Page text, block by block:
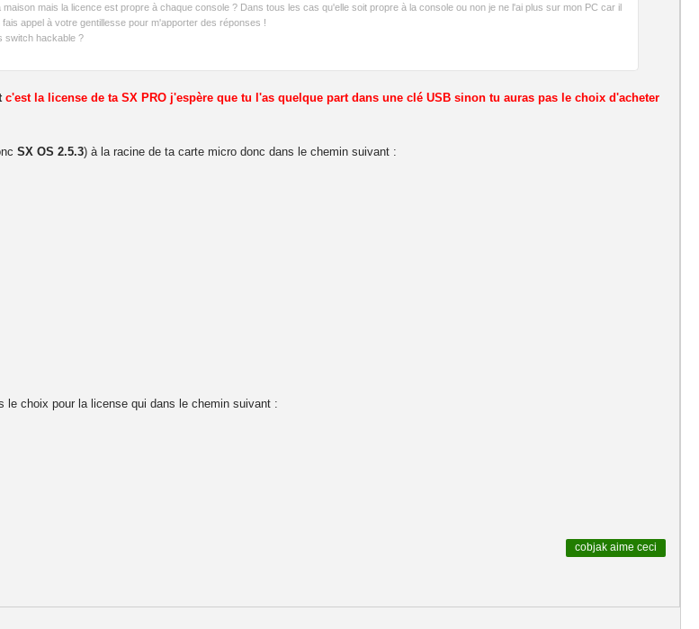
mais la licence est propre à chaque console ? Dans tous les cas qu'elle soit propre à la console ou non je ne l'ai plus sur mon PC car il
appel à votre gentillesse pour m'apporter des réponses !
switch hackable ?
c'est la license de ta SX PRO j'espère que tu l'as quelque part dans une clé USB sinon tu auras pas le choix d'acheter
SX OS 2.5.3) à la racine de ta carte micro donc dans le chemin suivant :
choix pour la license qui dans le chemin suivant :
cobjak aime ceci